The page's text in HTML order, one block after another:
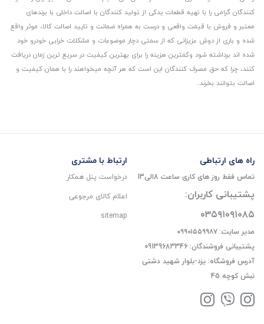
کنندگان گرامی را با تهیه قطعات یدکی از تولید کنندگان با اصالت داخلی با برندهای
معتبر و فروش با قیمت واقعی و درست به همراه ضمانت و تایید اصالت کالا، موثر واقع
شده و باری از دوش عزیزانی که از سمتی دچار موضوعات و مشکلات خرابی خودرو خود
شده اند برداشته شود و‌کمترین هزینه را برای بهترین کیفیت در سریع ترین زمان دریافت
کنند، چرا که حق مصرف کنندگان این است که هر آنچه میخواهند را با همان کیفیت و
اصالت بتوانند بخرند..
راه های ارتباطی
تماس فقط روز های کاری ساعت 8الی13
پشتیبانی کاربران:
۰۳۵۹۱۰۹۱۰۸۵
مدیر سایت: ۰۹۹۰۱۵۵۹۹۸۷
پشتیبانی فروشندگان: 09139683346
آدرس فروشگاه: یزد-بلوار شهید دشتی
نبش کوچه 45
ارتباط با مشتری
درخواست پنل همکار
اعلام کالای مرجوعی
sitemap